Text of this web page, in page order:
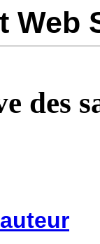
Web
des